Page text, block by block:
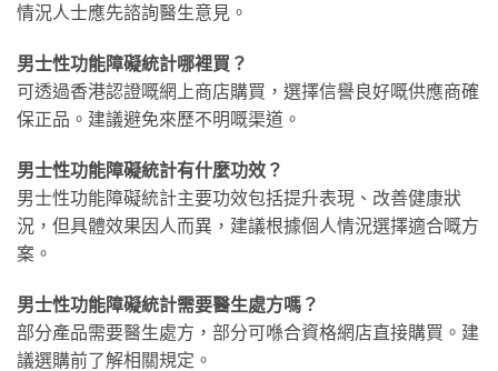
情況人士應先諮詢醫生意見。
男士性功能障礙統計哪裡買？
可透過香港認證嘅網上商店購買，選擇信譽良好嘅供應商確
保正品。建議避免來歷不明嘅渠道。
男士性功能障礙統計有什麼功效？
男士性功能障礙統計主要功效包括提升表現、改善健康狀
況，但具體效果因人而異，建議根據個人情況選擇適合嘅方
案。
男士性功能障礙統計需要醫生處方嗎？
部分產品需要醫生處方，部分可喺合資格網店直接購買。建
議選購前了解相關規定。